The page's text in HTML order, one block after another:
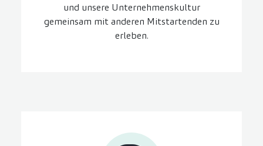
und unsere Unternehmenskultur
gemeinsam mit anderen Mitstartenden zu
erleben.